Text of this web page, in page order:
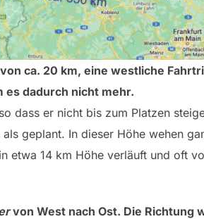
ca. 20 km, eine westliche
es dadurch nicht mehr.
dass er nicht bis zum Platzen
geplant. In dieser Höhe wehen
etwa 14 km Höhe verläuft und oft
von West nach Ost. Die Richtung